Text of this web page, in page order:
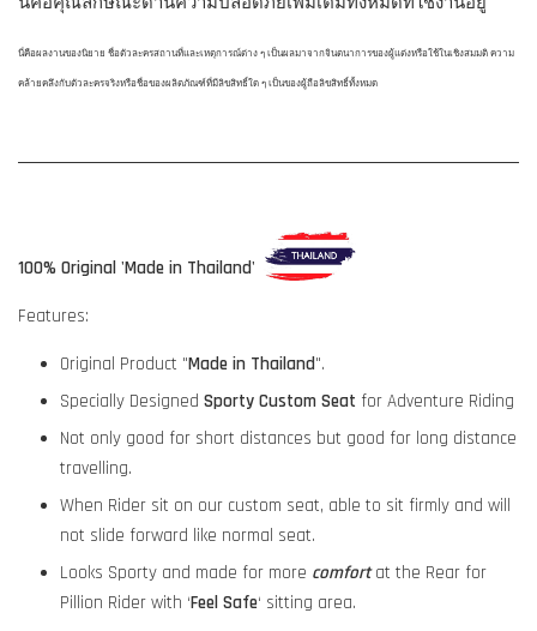
นี่คือผลงานของนิยาย ชื่อตัวละครสถานที่และเหตุการณ์ต่าง ๆ เป็นผลมาจากจินตนาการของผู้แต่งหรือใช้ในเชิงสมมติ ความ
คล้ายคลึงกับตัวละครจริงหรือชื่อของผลิตภัณฑ์ที่มีลิขสิทธิ์ใด ๆ เป็นของผู้ถือลิขสิทธิ์ทั้งหมด
100% Original 'Made in Thailand'
Features:
Original Product "Made in Thailand".
Specially Designed Sporty Custom Seat for Adventure Riding
Not only good for short distances but good for long distance
travelling.
When Rider sit on our custom seat, able to sit firmly and will
not slide forward like normal seat.
Looks Sporty and made for more comfort at the Rear for
Pillion Rider with ‘Feel Safe‘ sitting area.